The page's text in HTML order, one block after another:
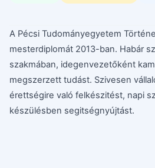
A Pécsi Tudományegyetem
mesterdiplomát 2013-ban. Habár
szakmában, idegenvezetőként
megszerzett tudást. Szivesen
érettségire való felkészitést, napi
készülésben segitségnyújtást.